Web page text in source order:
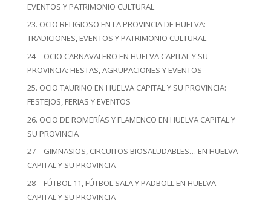
EVENTOS Y PATRIMONIO CULTURAL
23. OCIO RELIGIOSO EN LA PROVINCIA DE HUELVA:
TRADICIONES, EVENTOS Y PATRIMONIO CULTURAL
24 – OCIO CARNAVALERO EN HUELVA CAPITAL Y SU
PROVINCIA: FIESTAS, AGRUPACIONES Y EVENTOS
25. OCIO TAURINO EN HUELVA CAPITAL Y SU PROVINCIA:
FESTEJOS, FERIAS Y EVENTOS
26. OCIO DE ROMERÍAS Y FLAMENCO EN HUELVA CAPITAL Y
SU PROVINCIA
27 – GIMNASIOS, CIRCUITOS BIOSALUDABLES… EN HUELVA
CAPITAL Y SU PROVINCIA
28 – FÚTBOL 11, FÚTBOL SALA Y PADBOLL EN HUELVA
CAPITAL Y SU PROVINCIA